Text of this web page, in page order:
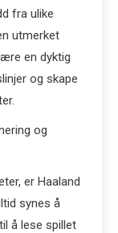
fra ulike
utmerket
en dyktig
og skape
og
er Haaland
synes å
å lese spillet